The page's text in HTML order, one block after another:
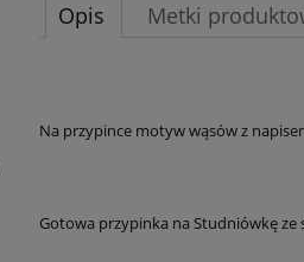
Opis Metki
Na przypince motyw wąsów z
Gotowa przypinka na Studniówkę